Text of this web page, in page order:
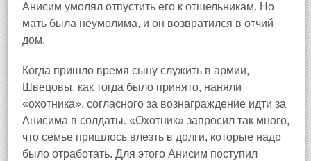
Анисим умолял отпустить его к отшельникам. Но
мать была неумолима, и он возвратился в отчий
дом.
Когда пришло время сыну служить в армии,
Швецовы, как тогда было принято, наняли
«охотника», согласного за вознаграждение идти за
Анисима в солдаты. «Охотник» запросил так много,
что семье пришлось влезть в долги, которые надо
было отработать. Для этого Анисим поступил